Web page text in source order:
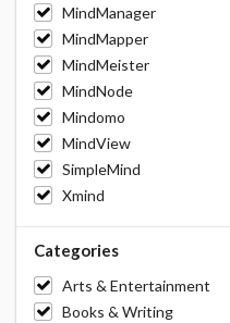
MindManager
MindMapper
MindMeister
MindNode
Mindomo
MindView
SimpleMind
Xmind
Categories
Arts & Entertainment
Books & Writing